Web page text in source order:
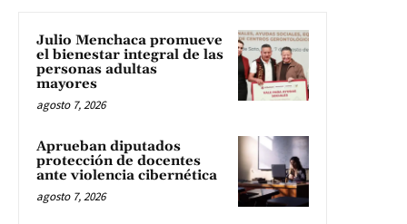
Julio Menchaca promueve
el bienestar integral de las
personas adultas
mayores
agosto 7, 2026
Aprueban diputados
protección de docentes
ante violencia cibernética
agosto 7, 2026